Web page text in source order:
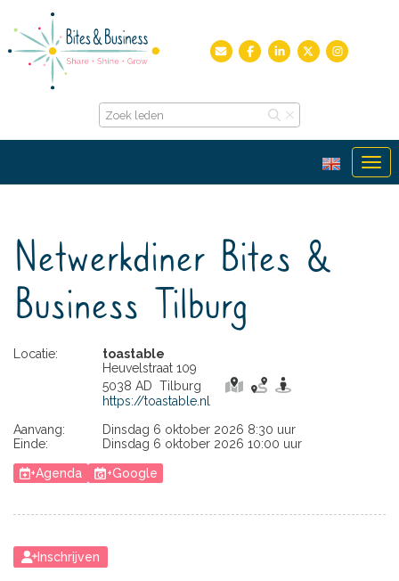
Netwerkdiner Bites &
Business Tilburg
Locatie:
toastable
Heuvelstraat 109
5038 AD Tilburg
https://toastable.nl
Aanvang:
Dinsdag 6 oktober 2026 8:30 uur
Einde:
Dinsdag 6 oktober 2026 10:00 uur
+Agenda +Google
Inschrijven